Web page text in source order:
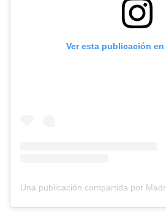
Ver esta publicación